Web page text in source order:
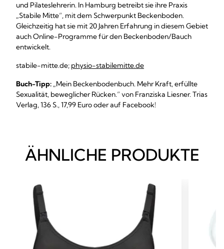
und Pilateslehrerin. In Hamburg betreibt sie ihre Praxis
„Stabile Mitte“, mit dem Schwerpunkt Beckenboden.
Gleichzeitig hat sie mit 20 Jahren Erfahrung in diesem Gebiet
auch Online-Programme für den Beckenboden/Bauch
entwickelt.
stabile-mitte.de; physio-stabilemitte.de
Buch-Tipp: „Mein Beckenbodenbuch. Mehr Kraft, erfüllte
Sexualität, beweglicher Rücken.“ von Franziska Liesner. Trias
Verlag, 136 S., 17,99 Euro oder auf Facebook!
ÄHNLICHE PRODUKTE